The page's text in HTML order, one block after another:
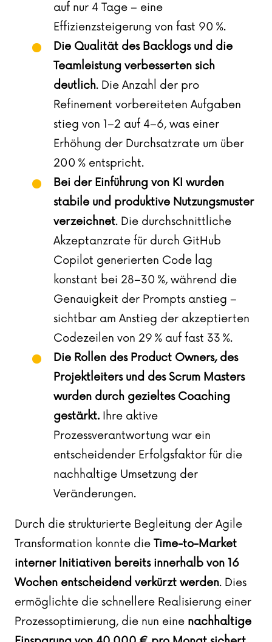
auf nur 4 Tage – eine
Effizienzsteigerung von fast 90 %.
Die Qualität des Backlogs und die
Teamleistung verbesserten sich
deutlich. Die Anzahl der pro
Refinement vorbereiteten Aufgaben
stieg von 1–2 auf 4–6, was einer
Erhöhung der Durchsatzrate um über
200 % entspricht.
Bei der Einführung von KI wurden
stabile und produktive Nutzungsmuster
verzeichnet. Die durchschnittliche
Akzeptanzrate für durch GitHub
Copilot generierten Code lag
konstant bei 28–30 %, während die
Genauigkeit der Prompts anstieg –
sichtbar am Anstieg der akzeptierten
Codezeilen von 29 % auf fast 33 %.
Die Rollen des Product Owners, des
Projektleiters und des Scrum Masters
wurden durch gezieltes Coaching
gestärkt. Ihre aktive
Prozessverantwortung war ein
entscheidender Erfolgsfaktor für die
nachhaltige Umsetzung der
Veränderungen.
Durch die strukturierte Begleitung der Agile
Transformation konnte die Time-to-Market
interner Initiativen bereits innerhalb von 16
Wochen entscheidend verkürzt werden. Dies
ermöglichte die schnellere Realisierung einer
Prozessoptimierung, die nun eine nachhaltige